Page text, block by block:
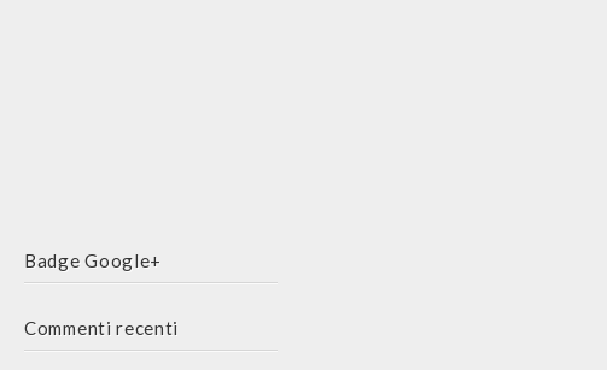
Badge Google+
Commenti recenti